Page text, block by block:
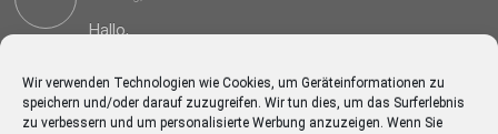
Wir verwenden Technologien wie Cookies, um Geräteinformationen zu
speichern und/oder darauf zuzugreifen. Wir tun dies, um das Surferlebnis
zu verbessern und um personalisierte Werbung anzuzeigen. Wenn Sie
Hallo,
ich hatte auch erst das Problem beim runterladen
verschiedener Jahrgänge z.B. FR.; dann hatte ich es
mit Google Chrome (auch zum Öffnen des PDF)